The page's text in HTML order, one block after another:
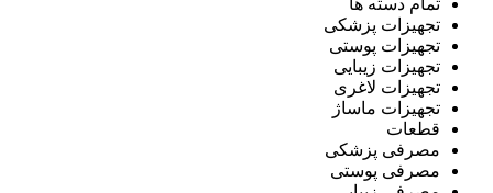
تمام دسته ها
تجهیزات پزشکی
تجهیزات پوستی
تجهیزات زیبایی
تجهیزات لاغری
تجهیزات ماساژ
قطعات
مصرفی پزشکی
مصرفی پوستی